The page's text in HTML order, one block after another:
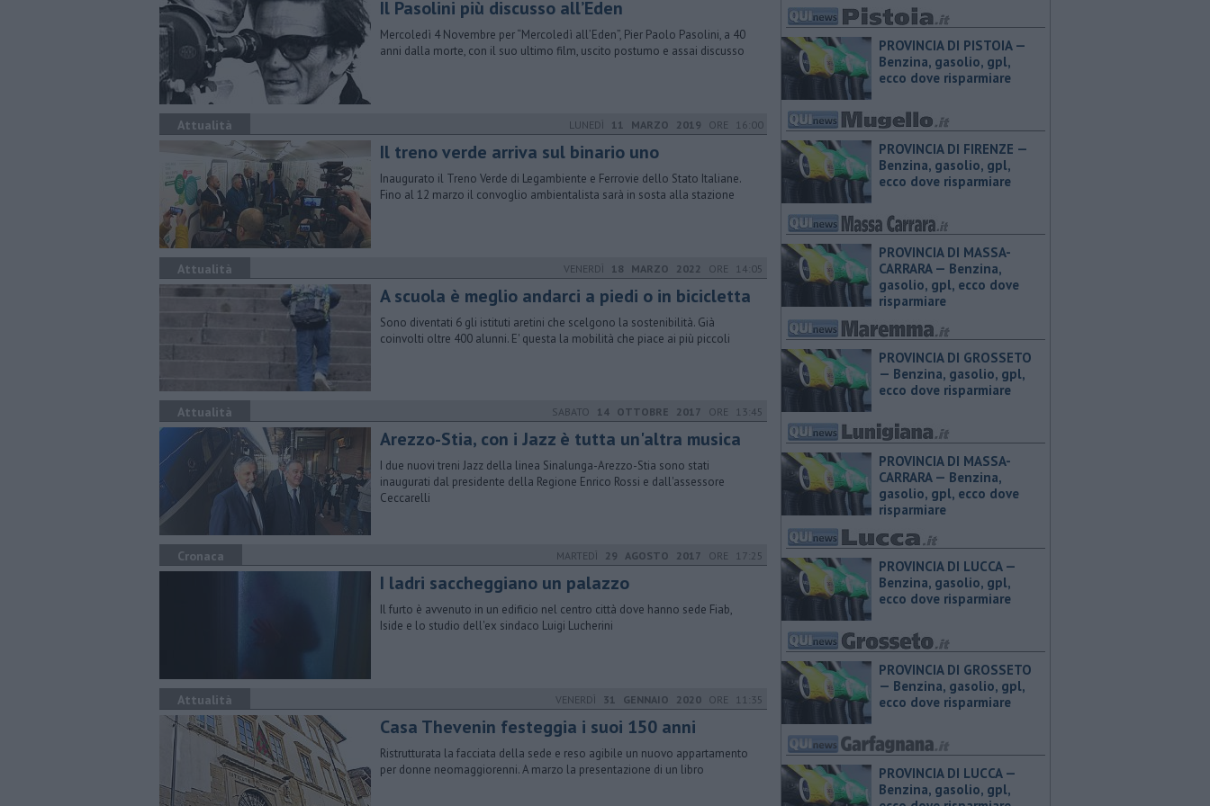
Il Pasolini più discusso all’Eden
Mercoledì 4 Novembre per “Mercoledì all’Eden”, Pier Paolo Pasolini, a 40
anni dalla morte, con il suo ultimo film, uscito postumo e assai discusso
Attualità LUNEDÌ 11 MARZO 2019 ORE 16:00
Il treno verde arriva sul binario uno
Inaugurato il Treno Verde di Legambiente e Ferrovie dello Stato Italiane.
Fino al 12 marzo il convoglio ambientalista sarà in sosta alla stazione
Attualità VENERDÌ 18 MARZO 2022 ORE 14:05
A scuola è meglio andarci a piedi o in bicicletta
Sono diventati 6 gli istituti aretini che scelgono la sostenibilità. Già
coinvolti oltre 400 alunni. E' questa la mobilità che piace ai più piccoli
Attualità SABATO 14 OTTOBRE 2017 ORE 13:45
Arezzo-Stia, con i Jazz è tutta un'altra musica
I due nuovi treni Jazz della linea Sinalunga-Arezzo-Stia sono stati
inaugurati dal presidente della Regione Enrico Rossi e dall'assessore
Ceccarelli
Cronaca MARTEDÌ 29 AGOSTO 2017 ORE 17:25
I ladri saccheggiano un palazzo
Il furto è avvenuto in un edificio nel centro città dove hanno sede Fiab,
Iside e lo studio dell'ex sindaco Luigi Lucherini
Attualità VENERDÌ 31 GENNAIO 2020 ORE 11:35
Casa Thevenin festeggia i suoi 150 anni
Ristrutturata la facciata della sede e reso agibile un nuovo appartamento
per donne neomaggiorenni. A marzo la presentazione di un libro
PROVINCIA DI PISTOIA — ​
Benzina, gasolio, gpl,
ecco dove risparmiare
PROVINCIA DI FIRENZE — ​
Benzina, gasolio, gpl,
ecco dove risparmiare
PROVINCIA DI MASSA-
CARRARA — ​Benzina,
gasolio, gpl, ecco dove
risparmiare
PROVINCIA DI GROSSETO
— ​Benzina, gasolio, gpl,
ecco dove risparmiare
PROVINCIA DI MASSA-
CARRARA — ​Benzina,
gasolio, gpl, ecco dove
risparmiare
PROVINCIA DI LUCCA — ​
Benzina, gasolio, gpl,
ecco dove risparmiare
PROVINCIA DI GROSSETO
— ​Benzina, gasolio, gpl,
ecco dove risparmiare
PROVINCIA DI LUCCA — ​
Benzina, gasolio, gpl,